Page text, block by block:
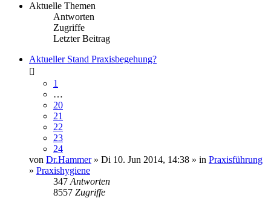
Aktuelle Themen
Antworten
Zugriffe
Letzter Beitrag
Aktueller Stand Praxisbegehung?
1
…
20
21
22
23
24
von Dr.Hammer» Di 10. Jun 2014, 14:38 » in Praxisführung
» Praxishygiene
347 Antworten
8557 Zugriffe